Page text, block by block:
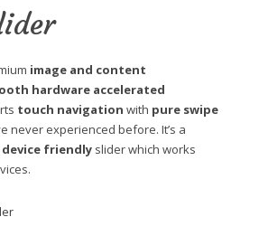
image and content
hardware accelerated
touch navigation with pure swipe
never experienced before. It’s a
device friendly slider which works